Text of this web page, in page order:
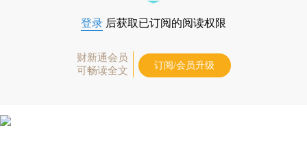
登录 后获取已订阅的阅读权限
财新通会员
可畅读全文
订阅/会员升级